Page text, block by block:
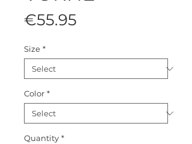
€55.95
Size *
Color *
Quantity *